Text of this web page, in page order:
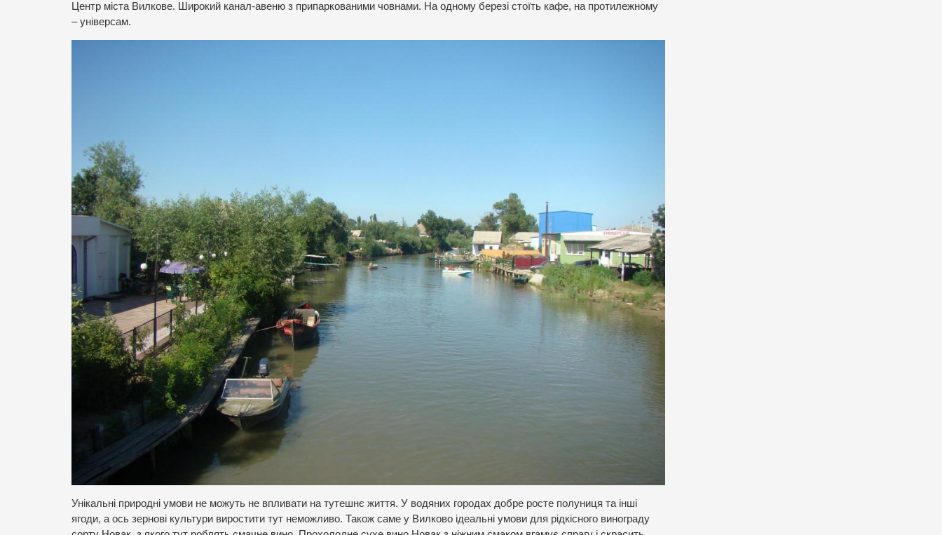
Центр міста Вилкове. Широкий канал-авеню з припаркованими човнами. На одному березі стоїть кафе, на протилежному
– універсам.
Унікальні природні умови не можуть не впливати на тутешнє життя. У водяних городах добре росте полуниця та інші
ягоди, а ось зернові культури виростити тут неможливо. Також саме у Вилково ідеальні умови для рідкісного винограду